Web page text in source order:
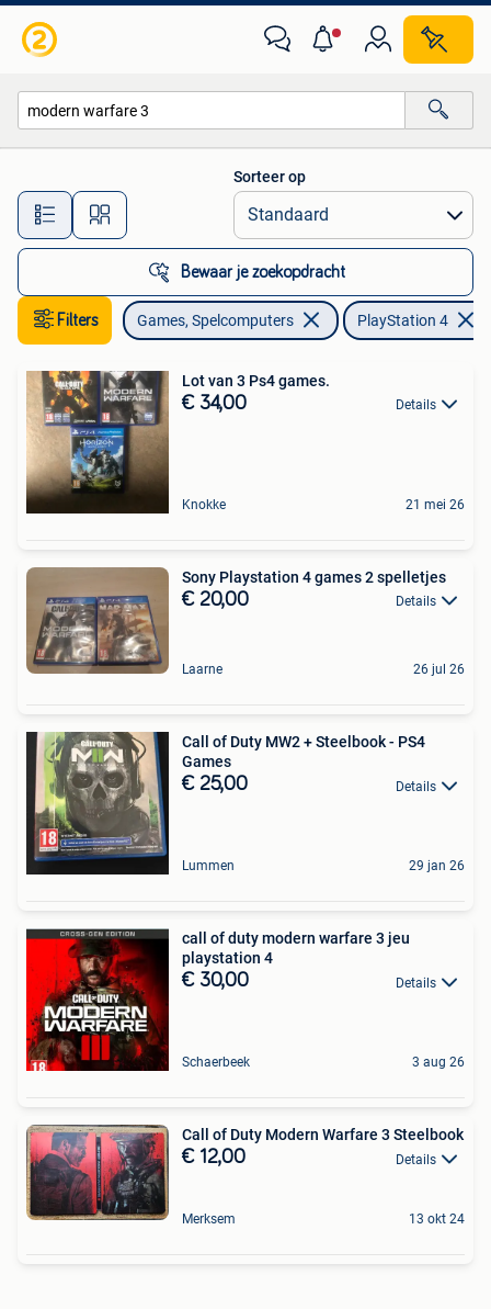
Alle afstanden…
Sorteer op
Bewaar je zoekopdracht
Filters Games, Spelcomputers PlayStation 4
Lot van 3 Ps4 games.
€ 34,00 Details
Knokke 21 mei 26
Sony Playstation 4 games 2 spelletjes
€ 20,00 Details
Laarne 26 jul 26
Call of Duty MW2 + Steelbook - PS4
Games
€ 25,00 Details
Lummen 29 jan 26
call of duty modern warfare 3 jeu
playstation 4
€ 30,00 Details
Schaerbeek 3 aug 26
Call of Duty Modern Warfare 3 Steelbook
€ 12,00 Details
Merksem 13 okt 24